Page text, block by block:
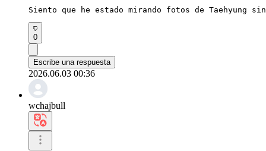
Siento que he estado mirando fotos de Taehyung
0
Escribe una respuesta
2026.06.03 00:36
wchajbull